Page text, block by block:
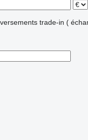
trade-in (